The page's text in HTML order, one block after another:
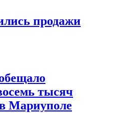
продажи
тысяч
Мариуполе